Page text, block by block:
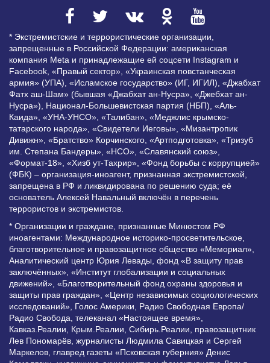
* Экстремистские и террористические организации,
запрещенные в Российской Федерации: американская
компания Meta и принадлежащие ей соцсети Instagram и
Facebook, «Правый сектор», «Украинская повстанческая
армия» (УПА), «Исламское государство» (ИГ, ИГИЛ), «Джабхат
Фатх аш-Шам» (бывшая «Джабхат ан-Нусра», «Джебхат ан-
Нусра»), Национал-Большевистская партия (НБП), «Аль-
Каида», «УНА-УНСО», «Талибан», «Меджлис крымско-
татарского народа», «Свидетели Иеговы», «Мизантропик
Дивижн», «Братство» Корчинского, «Артподготовка», «Тризуб
им. Степана Бандеры», «НСО», «Славянский союз»,
«Формат-18», «Хизб ут-Тахрир», «Фонд борьбы с коррупцией»
(ФБК) – организация-иноагент, признанная экстремистской,
запрещена в РФ и ликвидирована по решению суда; её
основатель Алексей Навальный включён в перечень
террористов и экстремистов.
* Организации и граждане, признанные Минюстом РФ
иноагентами: Международное историко-просветительское,
благотворительное и правозащитное общество «Мемориал»,
Аналитический центр Юрия Левады, фонд «В защиту прав
заключённых», «Институт глобализации и социальных
движений», «Благотворительный фонд охраны здоровья и
защиты прав граждан», «Центр независимых социологических
исследований», Голос Америки, Радио Свободная Европа/
Радио Свобода, телеканал «Настоящее время»,
Кавказ.Реалии, Крым.Реалии, Сибирь.Реалии, правозащитник
Лев Пономарёв, журналисты Людмила Савицкая и Сергей
Маркелов, главред газеты «Псковская губерния» Денис